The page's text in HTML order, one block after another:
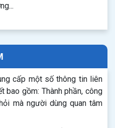
cấp một số thông tin liên
bao gồm: Thành phần, công
mà người dùng quan tâm